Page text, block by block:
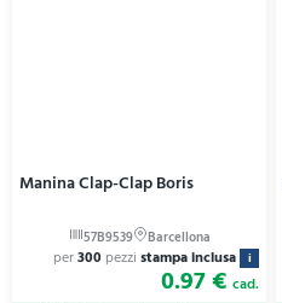
Manina Clap-Clap Boris
per300 pezzi stampa inclusa i
0.97 € cad.